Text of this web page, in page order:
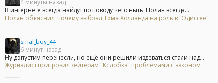
4 минуты назад
В интернете всегда найдут по поводу чего ныть. Нолан всегда...
Нолан объяснил, почему выбрал Тома Холланда на роль в "Одиссее"
smal_boy_44
6 минут назад
Ну допустим перенесли, но ещё они решили издеваться стали над...
Журналист пригрозил хейтерам "Колобка" проблемами с законом